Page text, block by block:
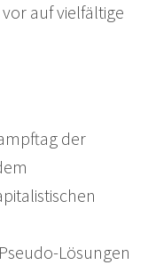
auf vielfältige
der
Lösungen